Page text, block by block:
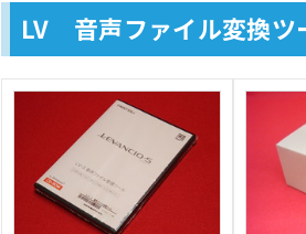
LV 音声ファイル変換ツ